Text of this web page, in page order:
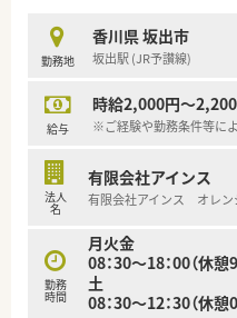
シュ休暇を導入するなど
【想定される業務内容】
る診療科目の処方箋に基
■患者様一人ひとりに寄
■外来の調剤業務に加え
アサポートなど、幅広い
■総合病院門前での幅広
患に関する高度な薬学知
■在宅医療や栄養ケアサ
域に密着したかかりつけ
勤務地
香川県 坂出市
坂出駅 (JR予讃線)
給与
時給2,000円～
※ご経験や勤務条件等に
法人
名
有限会社アインス
有限会社アインス オレン
勤務
時間
月火金
08：30～18：00（休憩
土
08：30～12：30（休憩0